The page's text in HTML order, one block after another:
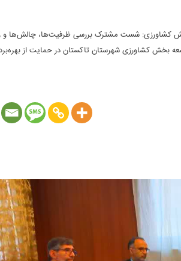
کشاورزی: شست مشترک بررسی ظرفیت‌ها، چالش‌ها و
بخش کشاورزی شهرستان تاکستان در حمایت از